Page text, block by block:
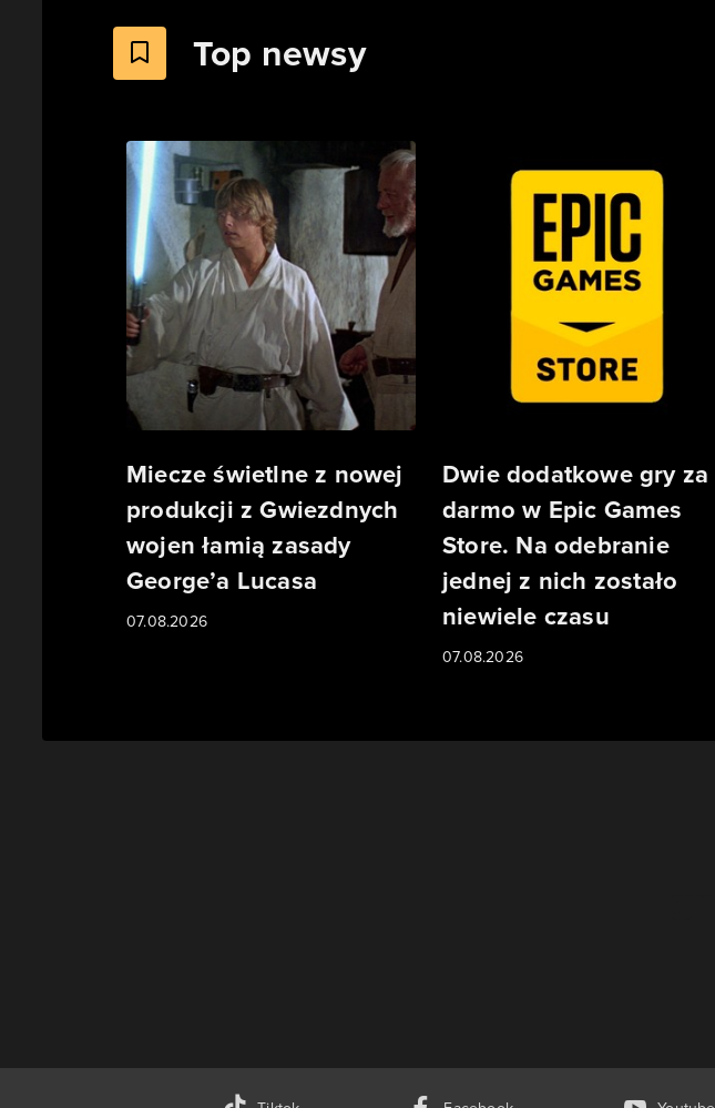
Top newsy
Miecze świetlne z nowej
produkcji z Gwiezdnych
wojen łamią zasady
George’a Lucasa
07.08.2026
Dwie dodatkowe gry za
darmo w Epic Games
Store. Na odebranie
jednej z nich zostało
niewiele czasu
07.08.2026